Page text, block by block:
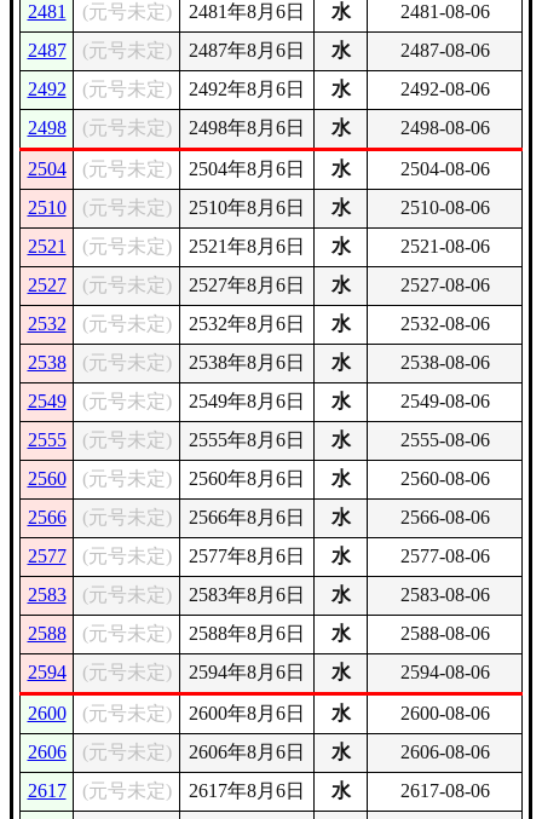
2481
(元号未定) 2481年8月6日 水
2481-08-06
2487
(元号未定) 2487年8月6日 水
2487-08-06
2492
(元号未定) 2492年8月6日 水
2492-08-06
2498
(元号未定) 2498年8月6日 水
2498-08-06
2504
(元号未定) 2504年8月6日 水
2504-08-06
2510
(元号未定) 2510年8月6日 水
2510-08-06
2521
(元号未定) 2521年8月6日 水
2521-08-06
2527
(元号未定) 2527年8月6日 水
2527-08-06
2532
(元号未定) 2532年8月6日 水
2532-08-06
2538
(元号未定) 2538年8月6日 水
2538-08-06
2549
(元号未定) 2549年8月6日 水
2549-08-06
2555
(元号未定) 2555年8月6日 水
2555-08-06
2560
(元号未定) 2560年8月6日 水
2560-08-06
2566
(元号未定) 2566年8月6日 水
2566-08-06
2577
(元号未定) 2577年8月6日 水
2577-08-06
2583
(元号未定) 2583年8月6日 水
2583-08-06
2588
(元号未定) 2588年8月6日 水
2588-08-06
2594
(元号未定) 2594年8月6日 水
2594-08-06
2600
(元号未定) 2600年8月6日 水
2600-08-06
2606
(元号未定) 2606年8月6日 水
2606-08-06
2617
(元号未定) 2617年8月6日 水 2617-08-06